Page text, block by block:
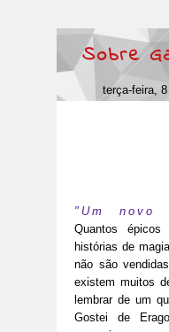
Sobre
terça-feira,
"Um novo
Quantos épicos
histórias de
não são
existem muitos
lembrar de um
Gostei de